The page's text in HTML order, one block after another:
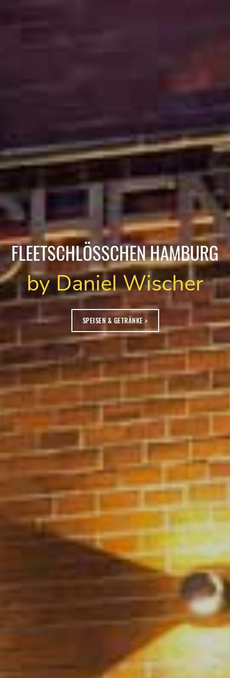
FLEETSCHLÖSSCHEN HAMBURG
by Daniel Wischer
SPEISEN & GETRÄNKE >